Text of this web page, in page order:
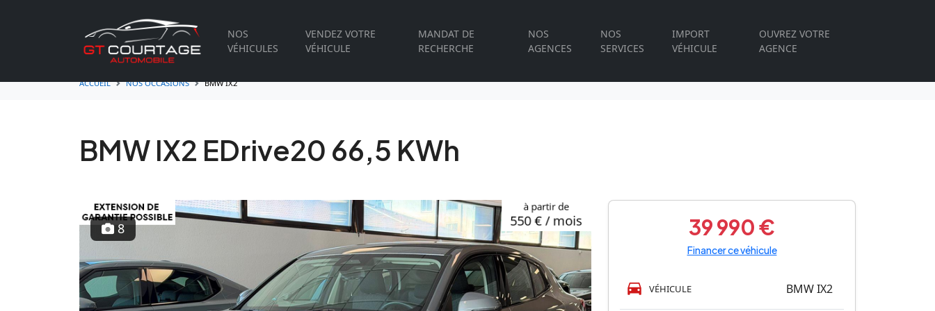
NOS
VÉHICULES
VENDEZ VOTRE
VÉHICULE
MANDAT DE
RECHERCHE
NOS
AGENCES
NOS
SERVICES
IMPORT
VÉHICULE
OUVREZ VOTRE
AGENCE
ACCUEIL NOS OCCASIONS BMW IX2
BMW IX2 EDrive20 66,5 KWh
8 39 990 €
Financer ce véhicule
VÉHICULE BMW IX2